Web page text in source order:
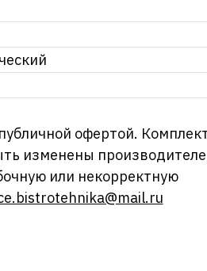
офертой.
изменены
или некорректную